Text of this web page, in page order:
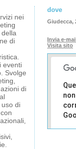
nei
di
eventi
Svolge
di
di
dove
Giudecca,
Invia e-
Visita sito